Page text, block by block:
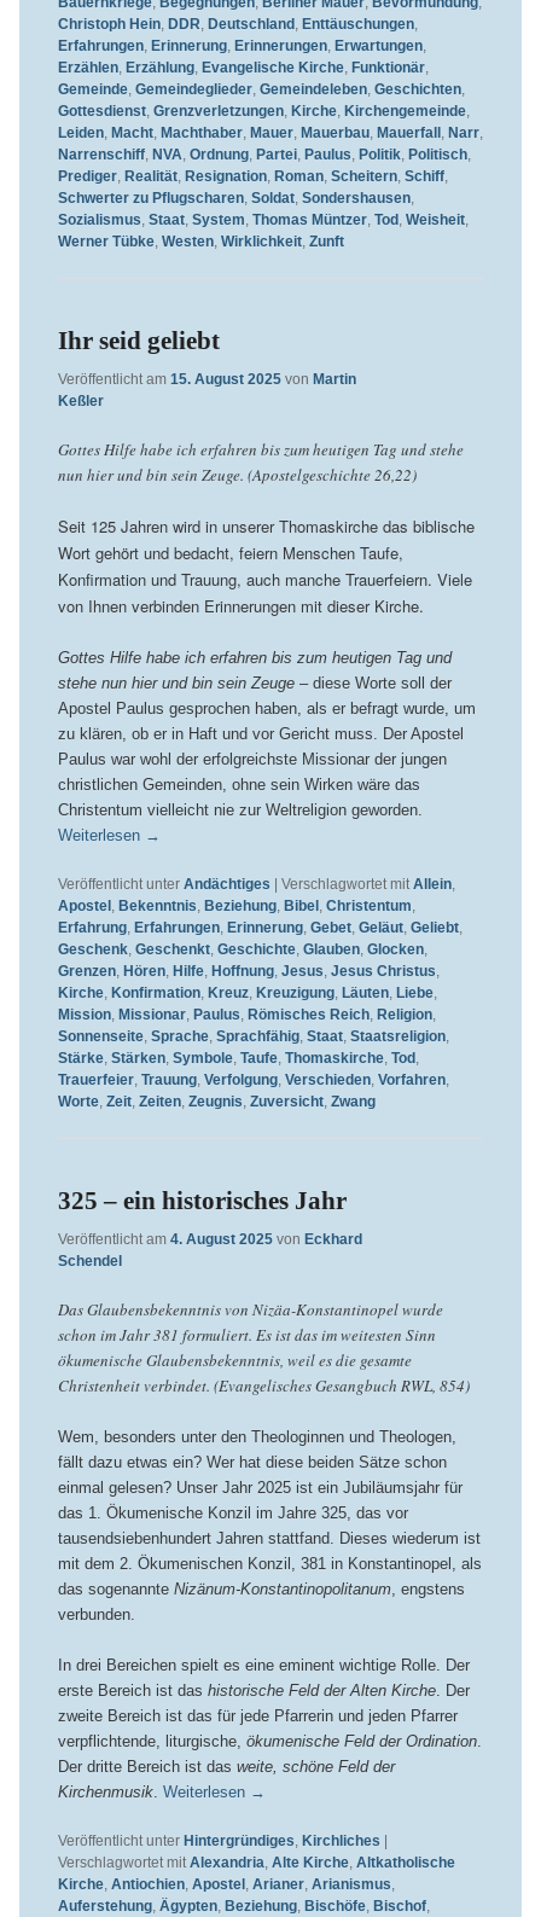
Christoph Hein, DDR, Deutschland , Enttäuschungen,
Erfahrungen, Erinnerung, Erinnerungen, Erwartungen,
Erzählen, Erzählung, Evangelische Kirche, Funktionär,
Gemeinde, Gemeindeglieder, Gemeindeleben, Geschichten,
Gottesdienst, Grenzverletzungen, Kirche, Kirchengemeinde,
Leiden, Macht, Machthaber, Mauer, Mauerbau, Mauerfall , Narr,
Narrenschiff, NVA, Ordnung, Partei, Paulus, Politik, Politisch,
Prediger, Realität, Resignation, Roman, Scheitern, Schiff,
Schwerter zu Pflugscharen, Soldat, Sondershausen,
Sozialismus, Staat, System, Thomas Müntzer, Tod , Weisheit,
Werner Tübke, Westen, Wirklichkeit, Zunft
Ihr seid geliebt
Veröffentlicht am 15. August 2025 von Martin
Keßler
Gottes Hilfe habe ich erfahren bis zum heutigen Tag und stehe
nun hier und bin sein Zeuge. (Apostelgeschichte 26,22)
Seit 125 Jahren wird in unserer Thomaskirche das biblische
Wort gehört und bedacht, feiern Menschen Taufe,
Konfirmation und Trauung, auch manche Trauerfeiern. Viele
von Ihnen verbinden Erinnerungen mit dieser Kirche.
Gottes Hilfe habe ich erfahren bis zum heutigen Tag und
stehe nun hier und bin sein Zeuge– diese Worte soll der
Apostel Paulus gesprochen haben, als er befragt wurde, um
zu klären, ob er in Haft und vor Gericht muss. Der Apostel
Paulus war wohl der erfolgreichste Missionar der jungen
christlichen Gemeinden, ohne sein Wirken wäre das
Christentum vielleicht nie zur Weltreligion geworden.
Weiterlesen →
Veröffentlicht unter Andächtiges Verschlagwortet mit Allein,
Apostel , Bekenntnis, Beziehung, Bibel , Christentum,
Erfahrung, Erfahrungen, Erinnerung, Gebet, Geläut, Geliebt,
Geschenk, Geschenkt, Geschichte, Glauben, Glocken,
Grenzen, Hören, Hilfe, Hoffnung, Jesus, Jesus Christus,
Kirche, Konfirmation, Kreuz, Kreuzigung, Läuten, Liebe,
Mission, Missionar, Paulus, Römisches Reich, Religion,
Sonnenseite, Sprache, Sprachfähig, Staat, Staatsreligion,
Stärke, Stärken, Symbole, Taufe, Thomaskirche, Tod ,
Trauerfeier, Trauung, Verfolgung, Verschieden, Vorfahren,
Worte, Zeit, Zeiten, Zeugnis, Zuversicht, Zwang
325 – ein historisches Jahr
Veröffentlicht am 4. August 2025 von Eckhard
Schendel
Das Glaubensbekenntnis von Nizäa-Konstantinopel wurde
schon im Jahr 381 formuliert. Es ist das im weitesten Sinn
ökumenische Glaubensbekenntnis, weil es die gesamte
Christenheit verbindet. (Evangelisches Gesangbuch RWL, 854)
Wem, besonders unter den Theologinnen und Theologen,
fällt dazu etwas ein? Wer hat diese beiden Sätze schon
einmal gelesen? Unser Jahr 2025 ist ein Jubiläumsjahr für
das 1. Ökumenische Konzil im Jahre 325, das vor
tausendsiebenhundert Jahren stattfand. Dieses wiederum ist
mit dem 2. Ökumenischen Konzil, 381 in Konstantinopel, als
das sogenannte Nizänum-Konstantinopolitanum, engstens
verbunden.
In drei Bereichen spielt es eine eminent wichtige Rolle. Der
erste Bereich ist das historische Feld der Alten Kirche. Der
zweite Bereich ist das für jede Pfarrerin und jeden Pfarrer
verpflichtende, liturgische, ökumenische Feld der Ordination.
Der dritte Bereich ist das weite, schöne Feld der
Kirchenmusik. Weiterlesen →
Veröffentlicht unter Hintergründiges, Kirchliches
Verschlagwortet mit Alexandria, Alte Kirche, Altkatholische
Kirche, Antiochien, Apostel , Arianer, Arianismus,
Auferstehung, Ägypten, Beziehung, Bischöfe, Bischof,